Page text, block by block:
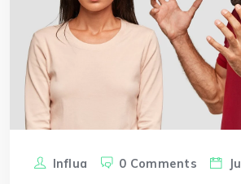
Influa 0 Comments